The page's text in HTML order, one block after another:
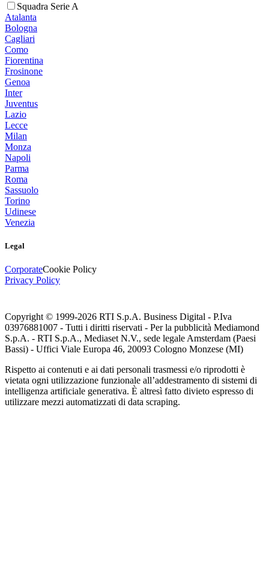
Squadra Serie A
Atalanta
Bologna
Cagliari
Como
Fiorentina
Frosinone
Genoa
Inter
Juventus
Lazio
Lecce
Milan
Monza
Napoli
Parma
Roma
Sassuolo
Torino
Udinese
Venezia
Legal
CorporateCookie Policy
Privacy Policy
Copyright © 1999-2026 RTI S.p.A. Business Digital - P.Iva
03976881007 - Tutti i diritti riservati - Per la pubblicità Mediamond
S.p.A. - RTI S.p.A., Mediaset N.V., sede legale Amsterdam (Paesi
Bassi) - Uffici Viale Europa 46, 20093 Cologno Monzese (MI)
Rispetto ai contenuti e ai dati personali trasmessi e/o riprodotti è
vietata ogni utilizzazione funzionale all’addestramento di sistemi di
intelligenza artificiale generativa. È altresì fatto divieto espresso di
utilizzare mezzi automatizzati di data scraping.